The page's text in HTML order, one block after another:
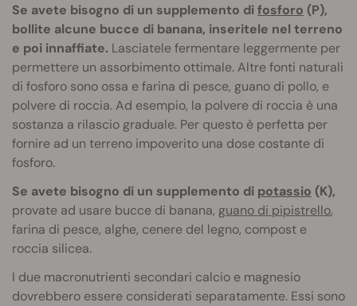
Se avete bisogno di un supplemento difosforo (P),
bollite alcune bucce di banana, inseritele nel terreno
e poi innaffiate. Lasciatele fermentare leggermente per
permettere un assorbimento ottimale. Altre fonti naturali
di fosforo sono ossa e farina di pesce, guano di pollo, e
polvere di roccia. Ad esempio, la polvere di roccia è una
sostanza a rilascio graduale. Per questo è perfetta per
fornire ad un terreno impoverito una dose costante di
fosforo.
Se avete bisogno di un supplemento di potassio (K),
provate ad usare bucce di banana, guano di pipistrello,
farina di pesce, alghe, cenere del legno, compost e
roccia silicea.
I due macronutrienti secondari calcio e magnesio
dovrebbero essere considerati separatamente. Essi sono